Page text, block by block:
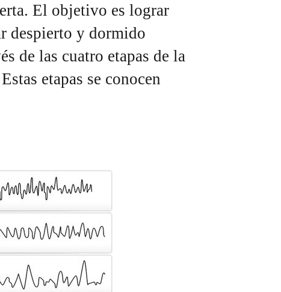
El objetivo es lograr
despierto y dormido
de las cuatro etapas de la
etapas se conocen